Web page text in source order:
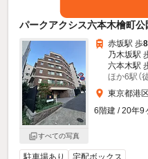
パークアクシス六本木檜町
すべての写真
赤坂駅 歩8
乃木坂駅
六本木駅
ほか6駅（
東京都港
6階建 / 20年9